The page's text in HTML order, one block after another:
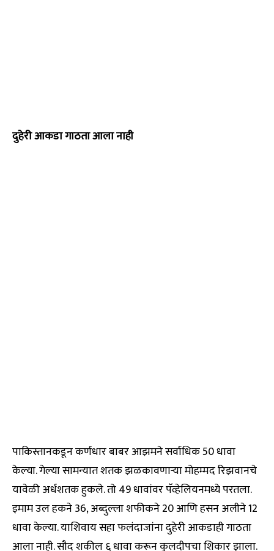
दुहेरी आकडा गाठता आला नाही
पाकिस्तानकडून कर्णधार बाबर आझमने सर्वाधिक 50 धावा
केल्या. गेल्या सामन्यात शतक झळकावणाऱ्या मोहम्मद रिझवानचे
यावेळी अर्धशतक हुकले. तो 49 धावांवर पॅव्हेलियनमध्ये परतला.
इमाम उल हकने 36, अब्दुल्ला शफीकने 20 आणि हसन अलीने 12
धावा केल्या. याशिवाय सहा फलंदाजांना दुहेरी आकडाही गाठता
आला नाही. सौद शकील ६ धावा करून कुलदीपचा शिकार झाला.